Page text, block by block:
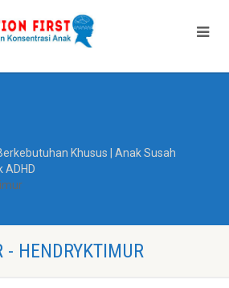
Khusus | Anak Susah
ADHD
- HENDRYKTIMUR